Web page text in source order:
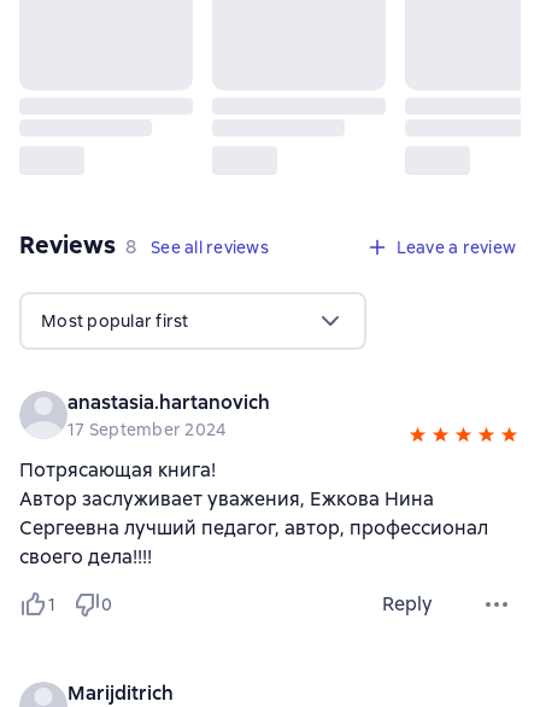
Reviews 8 reviews
8 See all reviews Leave a review
Most popular first
anastasia.hartanovich
17 September 2024
Потрясающая книга!
Автор заслуживает уважения, Ежкова Нина
Сергеевна лучший педагог, автор, профессионал
своего дела!!!!
1 0 Reply
Marijditrich